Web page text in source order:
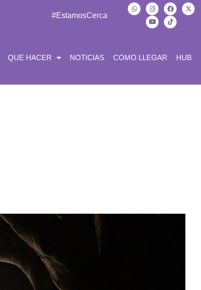
#EstamosCerca
QUE HACER NOTICIAS COMO LLEGAR HUB